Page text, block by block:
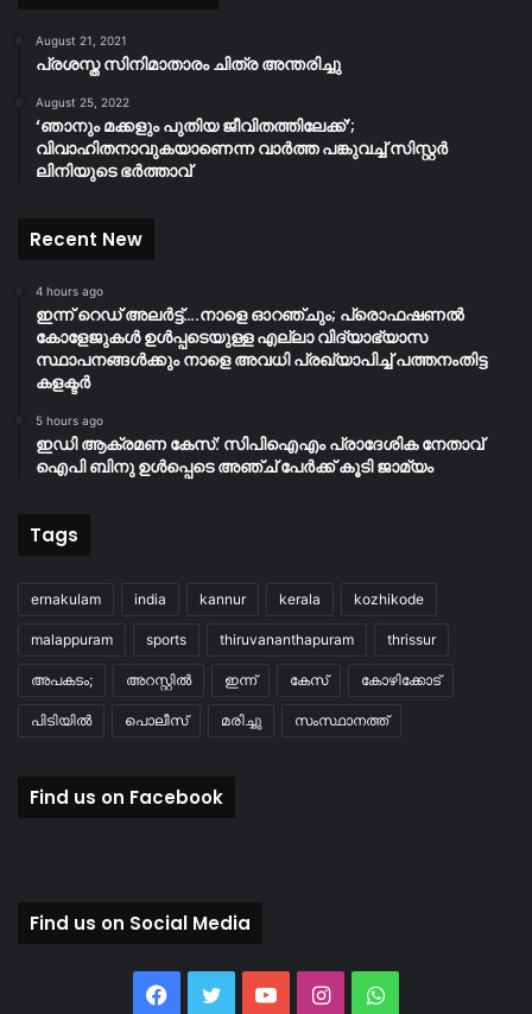
August 21, 2021
പ്രശസ്ത സിനിമാതാരം ചിത്ര അന്തരിച്ചു
August 25, 2022
‘ഞാനും മക്കളും പുതിയ ജീവിതത്തിലേക്ക്’;
വിവാഹിതനാവുകയാണെന്ന വാർത്ത പങ്കുവച്ച് സിസ്റ്റർ
ലിനിയുടെ ഭർത്താവ്
Recent New
4 hours ago
ഇന്ന് റെഡ് അലർട്ട്….നാളെ ഓറഞ്ചും; പ്രൊഫഷണൽ
കോളേജുകൾ ഉൾപ്പടെയുള്ള എല്ലാ വിദ്യാഭ്യാസ
സ്ഥാപനങ്ങൾക്കും നാളെ അവധി പ്രഖ്യാപിച്ച് പത്തനംതിട്ട
കളക്ടർ
5 hours ago
ഇഡി ആക്രമണ കേസ്: സിപിഐഎം പ്രാദേശിക നേതാവ്
ഐപി ബിനു ഉൾപ്പെടെ അഞ്ച് പേർക്ക് കൂടി ജാമ്യം
Tags
ernakulam india kannur kerala kozhikode
malappuram sports thiruvananthapuram thrissur
അപകടം; അറസ്റ്റിൽ ഇന്ന് കേസ് കോഴിക്കോട്
പിടിയിൽ പൊലീസ് മരിച്ചു സംസ്ഥാനത്ത്
Find us on Facebook
Find us on Social Media
Facebook
TwitterYouTubeInstagramWhatsApp